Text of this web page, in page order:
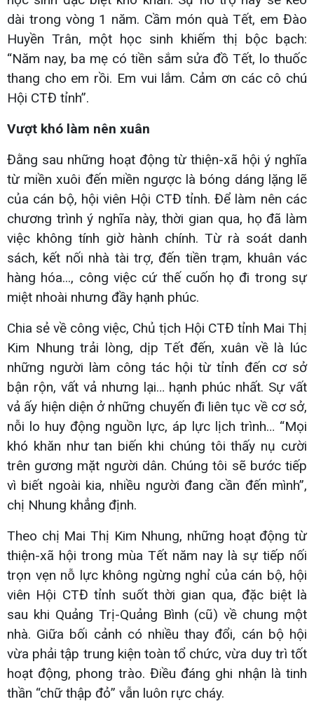
dài trong vòng 1 năm. Cầm món quà Tết, em Đào
Huyền Trân, một học sinh khiếm thị bộc bạch:
“Năm nay, ba mẹ có tiền sắm sửa đồ Tết, lo thuốc
thang cho em rồi. Em vui lắm. Cảm ơn các cô chú
Hội CTĐ tỉnh”.
Vượt khó làm nên xuân
Đằng sau những hoạt động từ thiện-xã hội ý nghĩa
từ miền xuôi đến miền ngược là bóng dáng lặng lẽ
của cán bộ, hội viên Hội CTĐ tỉnh. Để làm nên các
chương trình ý nghĩa này, thời gian qua, họ đã làm
việc không tính giờ hành chính. Từ rà soát danh
sách, kết nối nhà tài trợ, đến tiền trạm, khuân vác
hàng hóa..., công việc cứ thế cuốn họ đi trong sự
miệt nhoài nhưng đầy hạnh phúc.
Chia sẻ về công việc, Chủ tịch Hội CTĐ tỉnh Mai Thị
Kim Nhung trải lòng, dịp Tết đến, xuân về là lúc
những người làm công tác hội từ tỉnh đến cơ sở
bận rộn, vất vả nhưng lại… hạnh phúc nhất. Sự vất
vả ấy hiện diện ở những chuyến đi liên tục về cơ sở,
nỗi lo huy động nguồn lực, áp lực lịch trình… “Mọi
khó khăn như tan biến khi chúng tôi thấy nụ cười
trên gương mặt người dân. Chúng tôi sẽ bước tiếp
vì biết ngoài kia, nhiều người đang cần đến mình”,
chị Nhung khẳng định.
Theo chị Mai Thị Kim Nhung, những hoạt động từ
thiện-xã hội trong mùa Tết năm nay là sự tiếp nối
trọn vẹn nỗ lực không ngừng nghỉ của cán bộ, hội
viên Hội CTĐ tỉnh suốt thời gian qua, đặc biệt là
sau khi Quảng Trị-Quảng Bình (cũ) về chung một
nhà. Giữa bối cảnh có nhiều thay đổi, cán bộ hội
vừa phải tập trung kiện toàn tổ chức, vừa duy trì tốt
hoạt động, phong trào. Điều đáng ghi nhận là tinh
thần “chữ thập đỏ” vẫn luôn rực cháy.